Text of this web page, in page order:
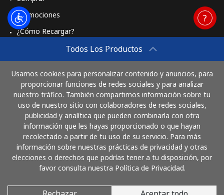
Todos Los Productos
Usamos cookies para personalizar contenido y anuncios, para
proporcionar funciones de redes sociales y para analizar
nuestro tráfico. También compartimos información sobre tu
uso de nuestro sitio con colaboradores de redes sociales,
publicidad y analítica que pueden combinarla con otra
información que les hayas proporcionado o que hayan
recolectado a partir de tu uso de su servicio. Para más
información sobre nuestras prácticas de privacidad y otras
elecciones o derechos que podrías tener a tu disposición, por
favor consulta nuestra Política de Privacidad.
Promociones
¿Cómo Recargar?
Cómo funciona
Paga con